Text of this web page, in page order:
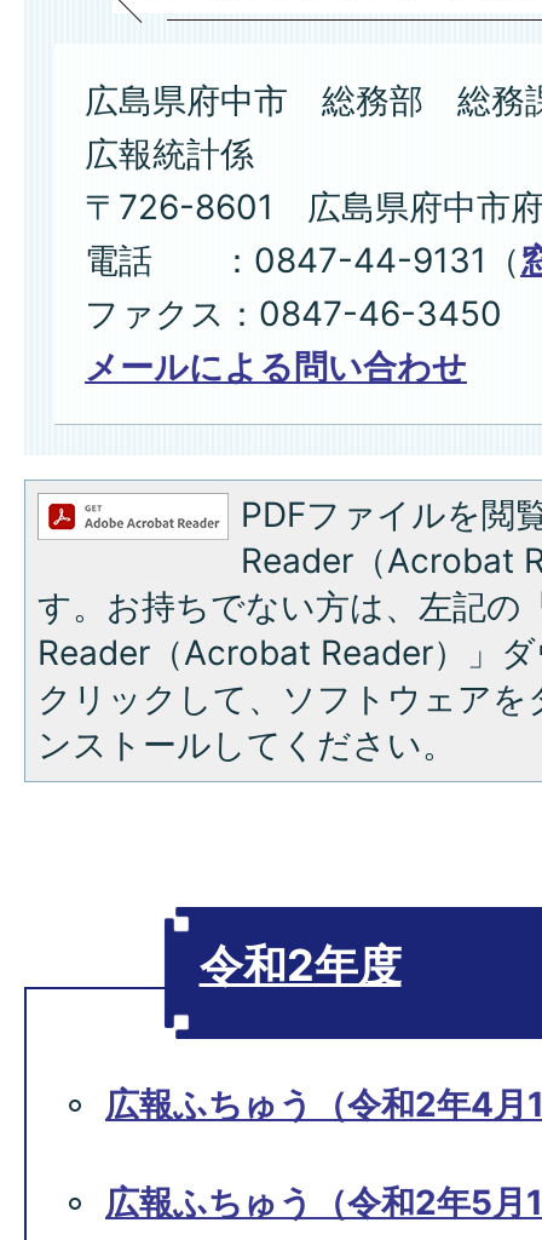
広島県府中市 総務部 総務
広報統計係
〒726-8601 広島県府中市
電話 ：0847-44-9131（
ファクス：0847-46-3450
メールによる問い合わせ
PDFファイルを閲
Reader（Acrobat
す。お持ちでない方は、左記の
Reader（Acrobat Reader）」
クリックして、ソフトウェア
ンストールしてください。
令和2年度
広報ふちゅう（令和2年4月
広報ふちゅう（令和2年5月